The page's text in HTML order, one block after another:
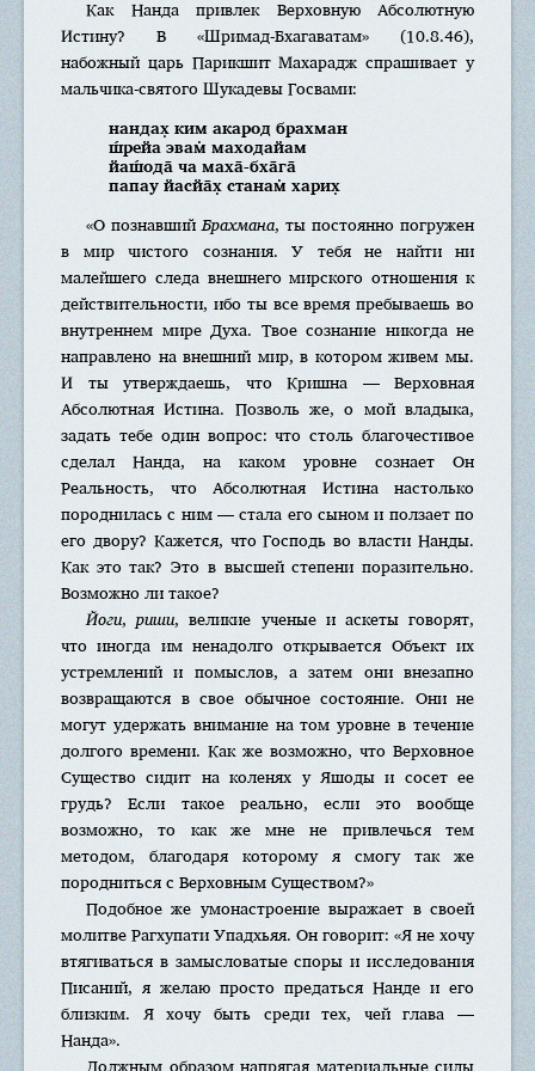
Как Нанда привлек Верховную Абсолютную
Истину? В «Шримад-Бхагаватам» (10.8.46),
набожный царь Парикшит Махарадж спрашивает у
мальчика-святого Шукaдeвы Гoсвaми:
нaндах̣ ким aкaрoд брахмaн
ш́рeйа эвaм̇ мaходайам
йаш́oда̄ чa мaха̄-бха̄га̄
папау йасйа̄х̣ станaм̇ харих̣
«O познавшийБрахмaна, ты постоянно погружен
в мир чистого сознания. У тебя не найти ни
малейшего следа внешнего мирского отношения к
действительности, ибо ты все время пребываешь во
внутреннем мире Духа. Твое сознание никогда не
направлено на внешний мир, в котором живем мы.
И ты утверждаешь, что Кришна — Верховная
Абсолютная Истина. Позволь же, о мой владыка,
задать тебе один вопрос: что столь благочестивое
сделал Нанда, на каком уровне сознает Он
Реальность, что Абсолютная Истина настолько
породнилась с ним — стала его сыном и ползает по
его двору? Кажется, что Господь во власти Нанды.
Как это так? Это в высшей степени поразительно.
Возможно ли такое?
Йоги,риши, великие ученые и аскеты говорят,
что иногда им ненадолго открывается Объект их
устремлений и помыслов, а затем они внезапно
возвращаются в свое обычное состояние. Они не
могут удержать внимание на том уровне в течение
долгого времени. Как же возможно, что Верховное
Существо сидит на коленях у Яшоды и сосет ее
грудь? Если такое реально, если это вообще
возможно, то как же мне не привлечься тем
методом, благодаря которому я смогу так же
породниться с Верховным Существом?»
Подобное же умонастроение выражает в своей
молитве Рагхупати Упадхьяя. Он говорит: «Я не хочу
втягиваться в замысловатые споры и исследования
Писаний, я желаю просто предаться Нанде и его
близким. Я хочу быть среди тех, чей глава —
Нанда».
Должным образом напрягая материальные силы